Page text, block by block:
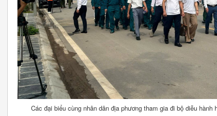
Các đại biểu cùng nhân dân địa phương tham gia đi bộ diễu